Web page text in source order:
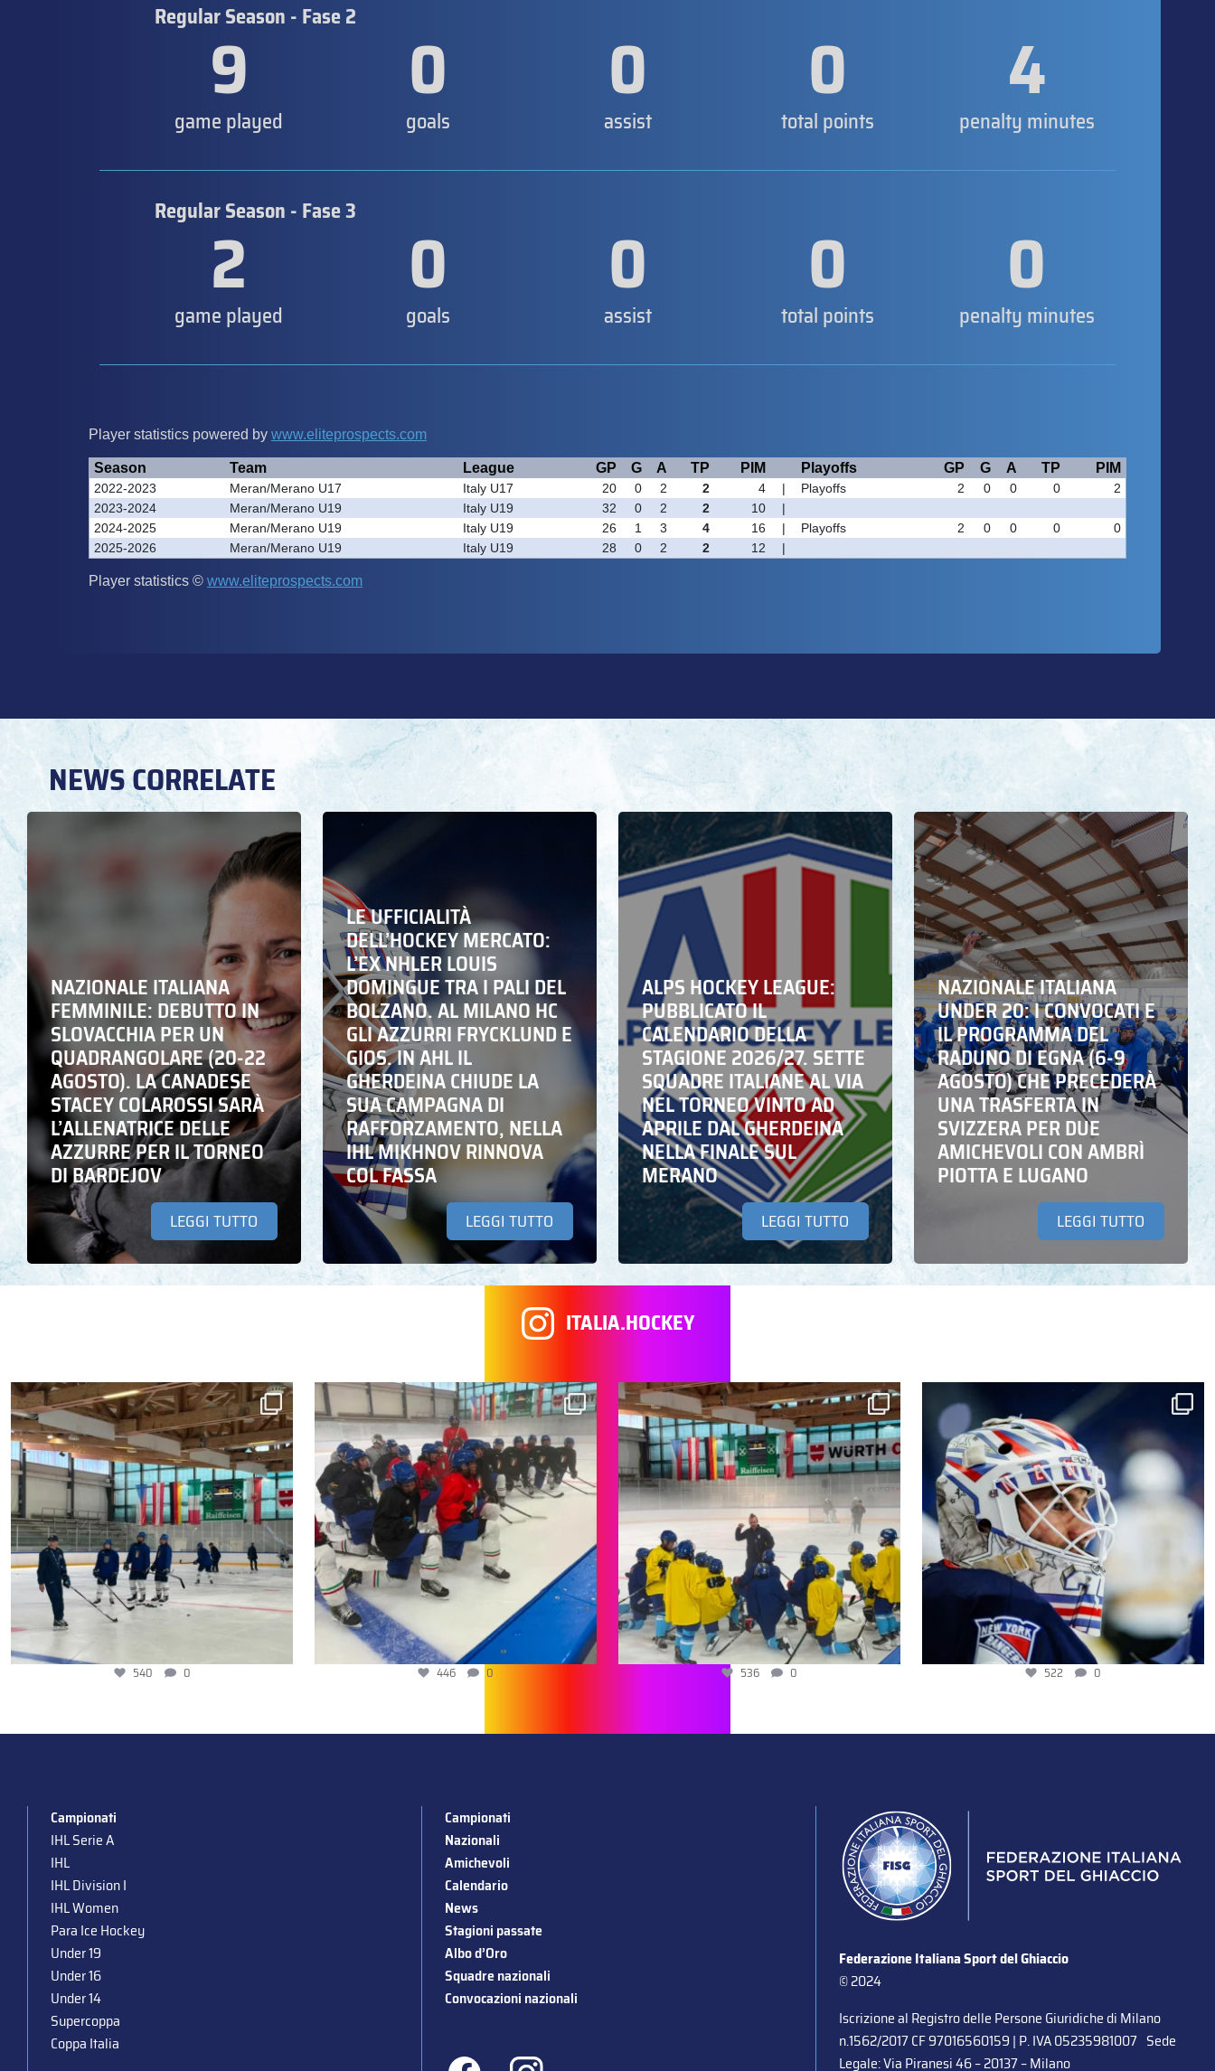
Regular Season - Fase 2
9
game played 0
goals 0
assist 0
total points 4
penalty minutes
Regular Season - Fase 3
2
game played 0
goals 0
assist 0
total points 0
penalty minutes
NEWS CORRELATE
NAZIONALE ITALIANA
FEMMINILE: DEBUTTO IN
SLOVACCHIA PER UN
QUADRANGOLARE (20-22
AGOSTO). LA CANADESE
STACEY COLAROSSI SARÀ
L’ALLENATRICE DELLE
AZZURRE PER IL TORNEO
DI BARDEJOV
LEGGI TUTTO
LE UFFICIALITÀ
DELL’HOCKEY MERCATO:
L’EX NHLER LOUIS
DOMINGUE TRA I PALI DEL
BOLZANO. AL MILANO HC
GLI AZZURRI FRYCKLUND E
GIOS. IN AHL IL
GHERDEINA CHIUDE LA
SUA CAMPAGNA DI
RAFFORZAMENTO, NELLA
IHL MIKHNOV RINNOVA
COL FASSA
LEGGI TUTTO
ALPS HOCKEY LEAGUE:
PUBBLICATO IL
CALENDARIO DELLA
STAGIONE 2026/27. SETTE
SQUADRE ITALIANE AL VIA
NEL TORNEO VINTO AD
APRILE DAL GHERDEINA
NELLA FINALE SUL
MERANO
LEGGI TUTTO
NAZIONALE ITALIANA
UNDER 20: I CONVOCATI E
IL PROGRAMMA DEL
RADUNO DI EGNA (6-9
AGOSTO) CHE PRECEDERÀ
UNA TRASFERTA IN
SVIZZERA PER DUE
AMICHEVOLI CON AMBRÌ
PIOTTA E LUGANO
LEGGI TUTTO
ITALIA.HOCKEY
540 0 446 0 536 0 522 0
Campionati
IHL Serie A
IHL
IHL Division I
IHL Women
Para Ice Hockey
Under 19
Under 16
Under 14
Supercoppa
Coppa Italia
Campionati
Nazionali
Amichevoli
Calendario
News
Stagioni passate
Albo d’Oro
Squadre nazionali
Convocazioni nazionali
Federazione Italiana Sport del Ghiaccio
© 2024
Iscrizione al Registro delle Persone Giuridiche di Milano
n.1562/2017 CF 97016560159 | P. IVA 05235981007 Sede
Legale: Via Piranesi 46 – 20137 – Milano